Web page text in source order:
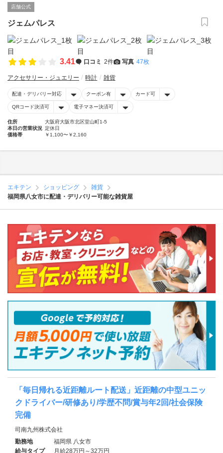
店舗公式
ジェムパレス
3.41 口コミ 2件 写真 47枚
アクセサリー・ジュエリー 時計 雑貨
配達・デリバリー対応 クーポン有 カード可
QRコード決済可 電子マネー決済可
住所
大阪府大阪市北区堂山町1-5
本日の営業状況 定休日
価格帯
￥1,100〜￥2,160
エキテン ショッピング
雑貨
福岡県八女市に配達・デリバリー可能な雑貨屋
「毎日帰れる近距離ルート配送」近距離の中型ユニッ
クドライバー/研修あり/学歴不問/賞与年2回/社会保険
完備
司南九州株式会社
勤務地
福岡県 八女市
給与タイプ
月給28万円～32万円